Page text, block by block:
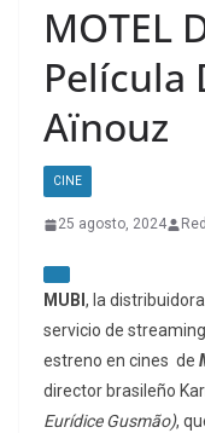
MOTEL
Película
Aïnouz
CINE
25 agosto, 2024
MUBI , la
servicio de
estreno en cines de
director brasileño
Eurídice Gusmão),